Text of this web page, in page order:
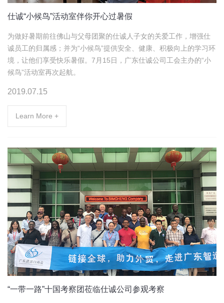
仕诚“小候鸟”活动室伴你开心过暑假
为做好暑期前往佛山与父母团聚的仕诚人子女的关爱工作，增强仕
诚员工的归属感；并为“小候鸟”提供安全、健康、积极向上的学习环
境，让他们享受快乐暑假。7月15日，广东仕诚公司工会主办的“小
候鸟”活动室再次起航。
2019.07.15
Learn More +
“一带一路”十国考察团莅临仕诚公司参观考察